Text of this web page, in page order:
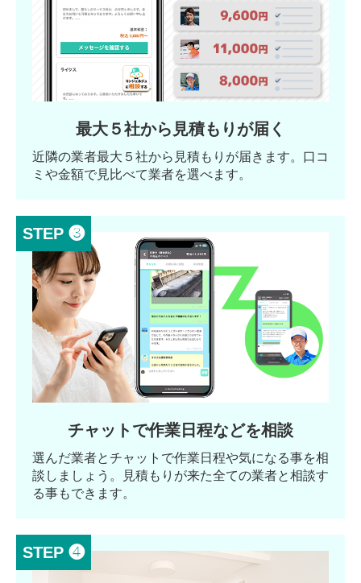
最大５社から見積もりが届く
近隣の業者最大５社から見積もりが届きます。口コ
ミや金額で見比べて業者を選べます。
STEP ❸
チャットで作業日程などを相談
選んだ業者とチャットで作業日程や気になる事を相
談しましょう。見積もりが来た全ての業者と相談す
る事もできます。
STEP ❹